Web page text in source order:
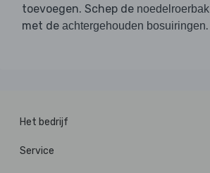
toevoegen. Schep de noedelroerbak
met de achtergehouden bosuiringen.
Het bedrijf
Service